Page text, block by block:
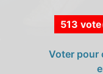
513
Voter pour